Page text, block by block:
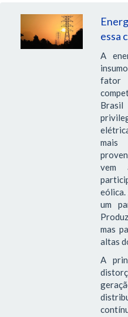
essa
A
vem
eólica.
um
mas
altas
A